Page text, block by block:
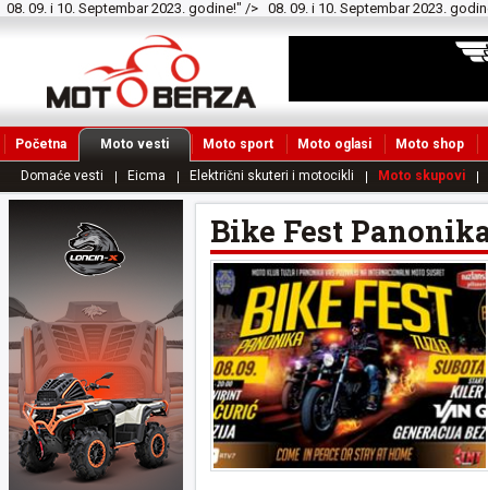
08. 09. i 10. Septembar 2023. godine!" /> 08. 09. i 10. Septembar 2023.
Početna Moto vesti Moto sport Moto oglasi Moto shop
Domaće vesti Eicma Električni skuteri i motocikli Moto skupovi
Bike Fest